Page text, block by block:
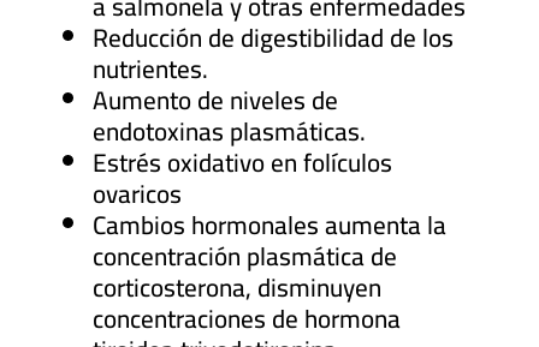
Reducción de digestibilidad de los
nutrientes.
Aumento de niveles de
endotoxinas plasmáticas.
Estrés oxidativo en folículos
ovaricos
Cambios hormonales aumenta la
concentración plasmática de
corticosterona, disminuyen
concentraciones de hormona